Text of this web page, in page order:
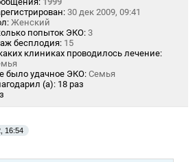
30 дек 2009, 09:41
Женский
попыток ЭКО: 3
бесплодия: 15
клиниках проводилось лечение:
было удачное ЭКО: Семья
(а): 18 раз
16:54